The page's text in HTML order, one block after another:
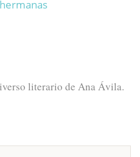
literario de Ana Ávila.